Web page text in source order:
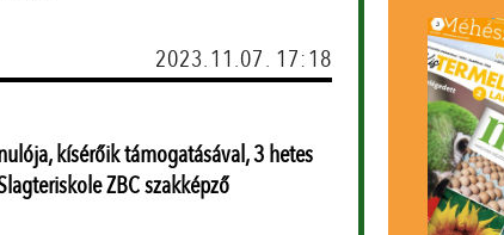
2023.11.07. 17:18
kísérőik támogatásával, 3 hetes
ZBC szakképző